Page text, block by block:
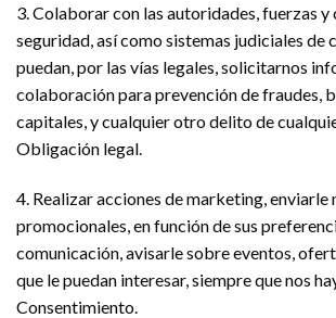
3. Colaborar con las autoridades, fuerzas y
seguridad, así como sistemas judiciales de
puedan, por las vías legales, solicitarnos
colaboración para prevención de fraudes,
capitales, y cualquier otro delito de
Obligación legal.
4. Realizar acciones de marketing, enviarle
promocionales, en función de sus
comunicación, avisarle sobre eventos,
que le puedan interesar, siempre que nos
Consentimiento.